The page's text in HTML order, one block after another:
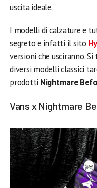
uscita ideale.
I modelli di calzature e
segreto e infatti il sito
versioni che usciranno.
diversi modelli classici
prodotti Nightmare
Vans x Nightmare